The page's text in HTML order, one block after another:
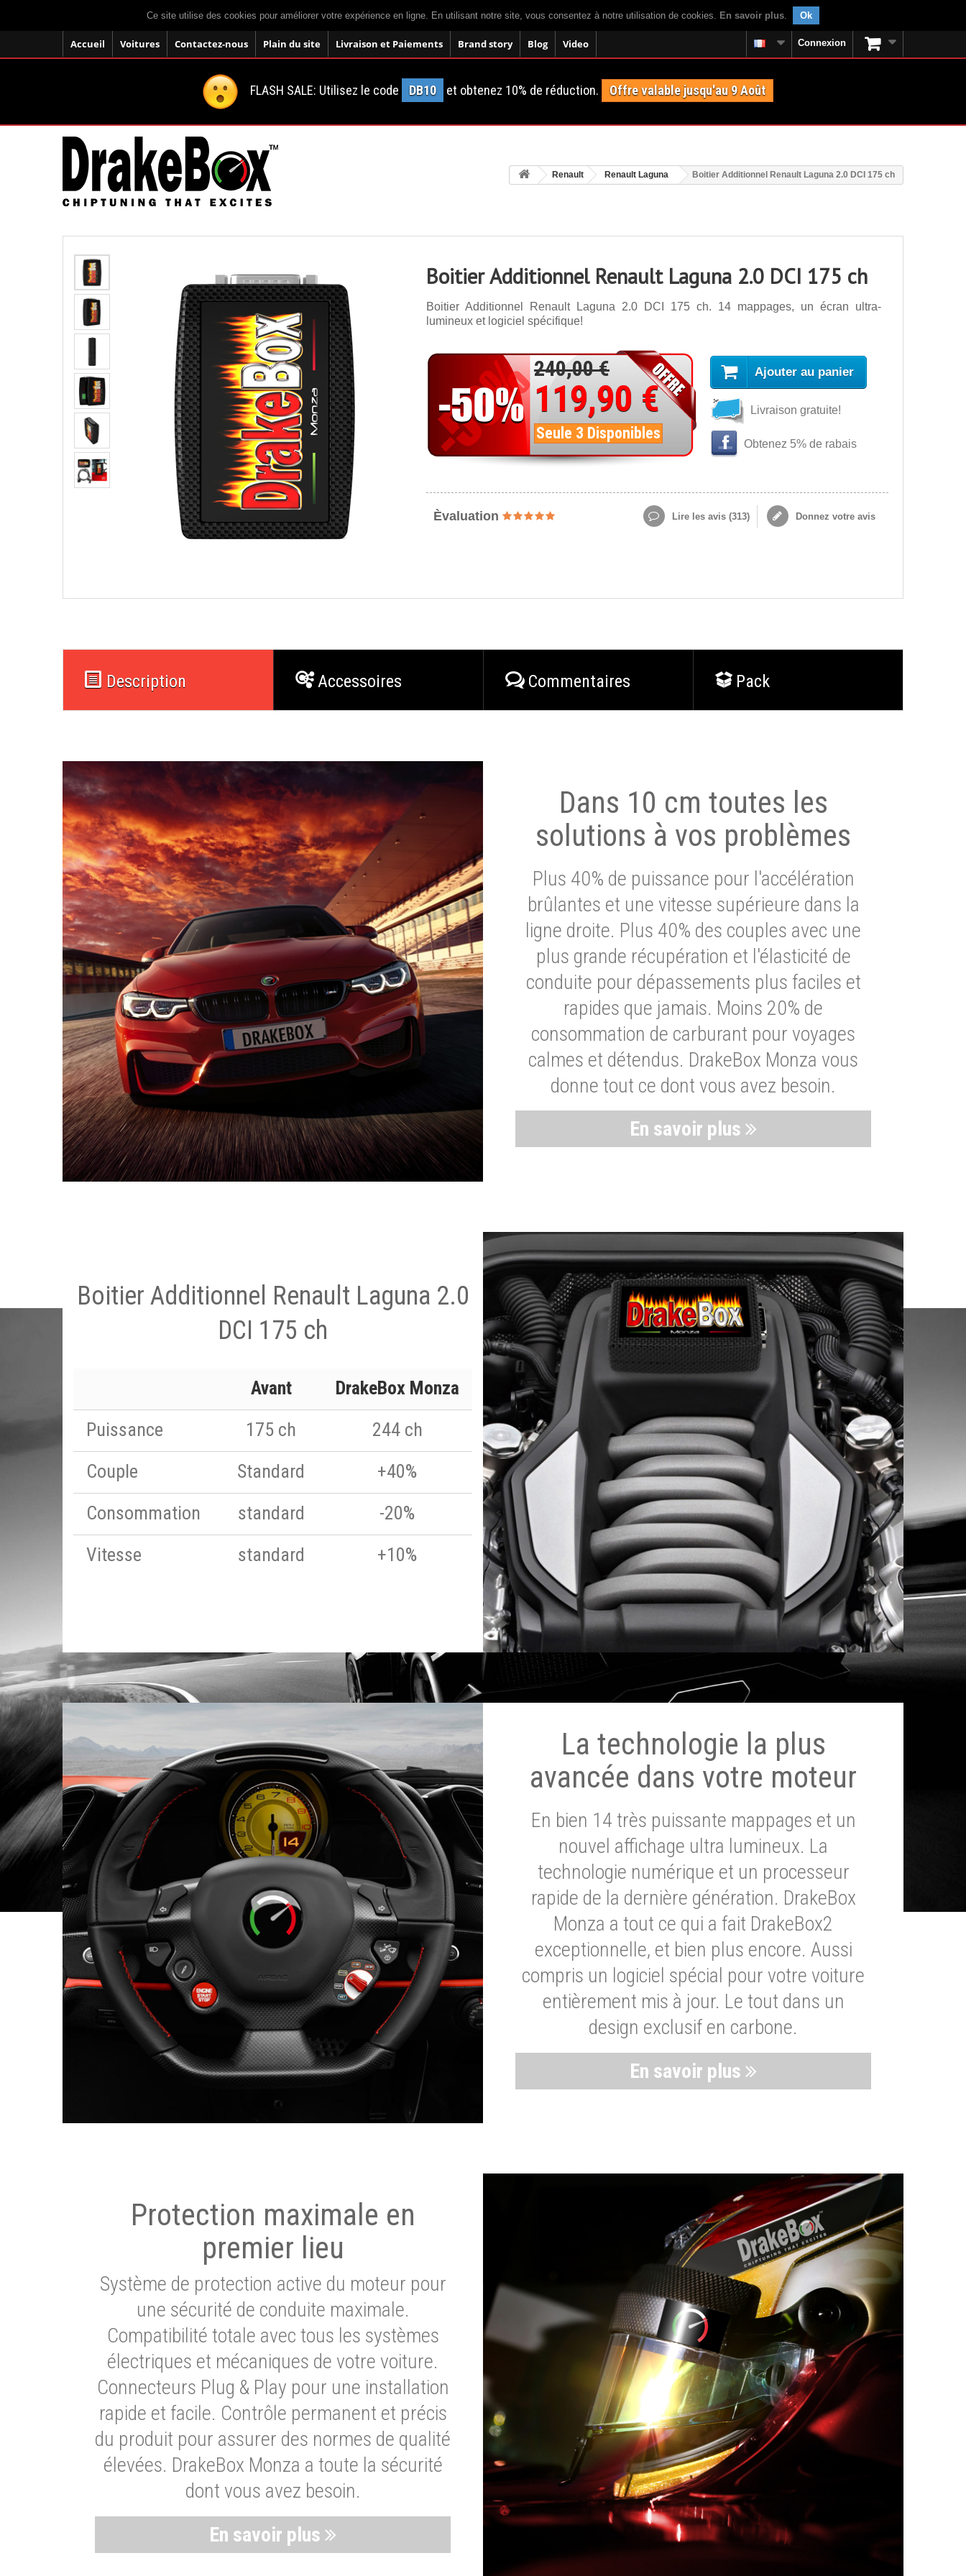
Ce site utilise des cookies pour améliorer votre expérience en ligne. En utilisant notre site, vous consentez à notre utilisation de cookies. En savoir plus. Ok
Accueil Voitures Contactez-nous Plain du site Livraison et Paiements Brand story Blog Video Connexion
FLASH SALE: Utilisez le code DB10 et obtenez 10% de réduction. Offre valable jusqu'au 9 Août
Renault Renault Laguna Boitier Additionnel Renault Laguna 2.0 DCI 175 ch
Boitier Additionnel Renault Laguna 2.0 DCI 175 ch
Boitier Additionnel Renault Laguna 2.0 DCI 175 ch. 14 mappages, un écran ultra-
lumineux et logiciel spécifique!
240,00 €
119,90 €
Seule 3 Disponibles
Ajouter au panier
Livraison gratuite!
Obtenez 5% de rabais
Èvaluation Lire les avis (313) Donnez votre avis
Description Accessoires Commentaires Pack
Dans 10 cm toutes les
solutions à vos problèmes
Plus 40% de puissance pour l'accélération
brûlantes et une vitesse supérieure dans la
ligne droite. Plus 40% des couples avec une
plus grande récupération et l'élasticité de
conduite pour dépassements plus faciles et
rapides que jamais. Moins 20% de
consommation de carburant pour voyages
calmes et détendus. DrakeBox Monza vous
donne tout ce dont vous avez besoin.
En savoir plus
Boitier Additionnel Renault Laguna 2.0
DCI 175 ch
Avant
DrakeBox Monza
Puissance
175 ch
244 ch
Couple
Standard
+40%
Consommation
standard
-20%
Vitesse
standard +10%
La technologie la plus
avancée dans votre moteur
En bien 14 très puissante mappages et un
nouvel affichage ultra lumineux. La
technologie numérique et un processeur
rapide de la dernière génération. DrakeBox
Monza a tout ce qui a fait DrakeBox2
exceptionnelle, et bien plus encore. Aussi
compris un logiciel spécial pour votre voiture
entièrement mis à jour. Le tout dans un
design exclusif en carbone.
En savoir plus
Protection maximale en
premier lieu
Système de protection active du moteur pour
une sécurité de conduite maximale.
Compatibilité totale avec tous les systèmes
électriques et mécaniques de votre voiture.
Connecteurs Plug & Play pour une installation
rapide et facile. Contrôle permanent et précis
du produit pour assurer des normes de qualité
élevées. DrakeBox Monza a toute la sécurité
dont vous avez besoin.
En savoir plus